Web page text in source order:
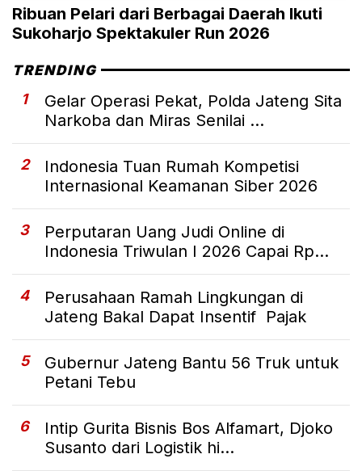
Ribuan Pelari dari Berbagai Daerah Ikuti
Sukoharjo Spektakuler Run 2026
TRENDING
1
Gelar Operasi Pekat, Polda Jateng Sita
Narkoba dan Miras Senilai ...
2
Indonesia Tuan Rumah Kompetisi
Internasional Keamanan Siber 2026
3
Perputaran Uang Judi Online di
Indonesia Triwulan I 2026 Capai Rp...
4
Perusahaan Ramah Lingkungan di
Jateng Bakal Dapat Insentif Pajak
5
Gubernur Jateng Bantu 56 Truk untuk
Petani Tebu
6
Intip Gurita Bisnis Bos Alfamart, Djoko
Susanto dari Logistik hi...